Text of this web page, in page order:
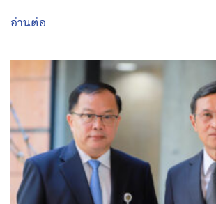
อ่านต่อ